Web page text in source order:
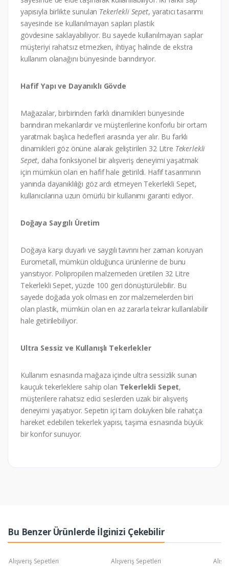
yapısıyla birlikte sunulan Tekerlekli Sepet, yaratıcı tasarımı
sayesinde ise kullanılmayan sapları plastik
gövdesine saklayabiliyor. Bu sayede kullanılmayan saplar
müşteriyi rahatsız etmezken, ihtiyaç halinde de ekstra
kullanım olanağını bünyesinde barındırıyor.
Hafif Yapı ve Dayanıklı Gövde
Mağazalar, birbirinden farklı dinamikleri bünyesinde
barındıran mekanlardır ve müşterilerine konforlu bir ortam
yaratmak başlıca hedefleri arasında yer alır. Bu farklı
dinamikleri göz önüne alarak geliştirilen 32 Litre Tekerlekli
Sepet, daha fonksiyonel bir alışveriş deneyimi yaşatmak
için mümkün olan en hafif hale getirildi. Hafif tasarımının
yanında dayanıklılığı göz ardı etmeyen Tekerlekli Sepet,
kullanıcılarına uzun ömürlü bir kullanımı garanti ediyor.
Doğaya Saygılı Üretim
Doğaya karşı duyarlı ve saygılı tavrını her zaman koruyan
Eurometall, mümkün olduğunca ürünlerine de bunu
yansıtıyor. Polipropilen malzemeden üretilen 32 Litre
Tekerlekli Sepet, yüzde 100 geri dönüştürülebilir. Bu
sayede doğada yok olması en zor malzemelerden biri
olan plastik, mümkün olan en az zararla tekrar kullanılabilir
hale getirilebiliyor.
Ultra Sessiz ve Kullanışlı Tekerlekler
Kullanım esnasında mağaza içinde ultra sessizlik sunan
kauçuk tekerleklere sahip olan Tekerlekli Sepet,
müşterilere rahatsız edici seslerden uzak bir alışveriş
deneyimi yaşatıyor. Sepetin içi tam doluyken bile rahatça
hareket edebilen tekerlek yapısı, taşıma esnasında büyük
bir konfor sunuyor.
Bu Benzer Ürünlerde İlginizi Çekebilir
Alışveriş Sepetleri
Alışveriş Sepetleri